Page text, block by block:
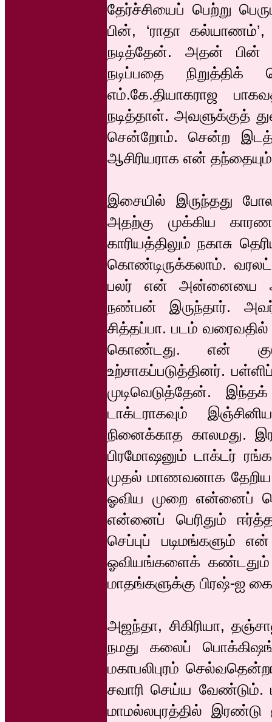
தேர்ச்சியைப் பெற்று
பின், ‘ராதா
நடித்தேன். அதன் பின்
நடிப்பதை
எம்.கே.தியாகராஜ
நடித்தாள். அவளுக்குத்
சென்றோம். சென்ற
ஆசிரியராக என்
இசையில் இருந்தது
அதற்கு முக்கிய
காரியத்திலும் நகாசு
கொண்டிருக்கலாம்.
பலர் என் அன்னையை
நண்பன் இருந்தார்.
சித்தப்பா. படம்
கொண்டது. என்
உற்சாகப்படுத்தினர்.
முடிவெடுத்தேன்.
டாக்டராகவும்
நினைக்காத காலமது.
பிரமோஷனும் டாக்டர்
முதல் மாணவனாக
ஓவிய முறை என்னைப்
என்னைப் பெரிதும்
செப்புப் படிமங்களும்
ஓவியங்களைக்
மாதங்களுக்கு பிரஷ்-ஐ
அஜந்தா, சிகிரியா,
நமது கலைப்
மகாபலிபுரம்
சவாரி செய்ய
மாமல்லபுரத்தில்